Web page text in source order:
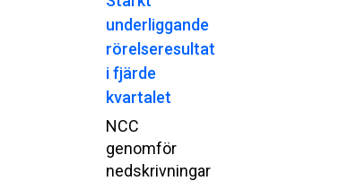
underliggande
rörelseresultat
i fjärde
kvartalet
NCC
genomför
nedskrivningar